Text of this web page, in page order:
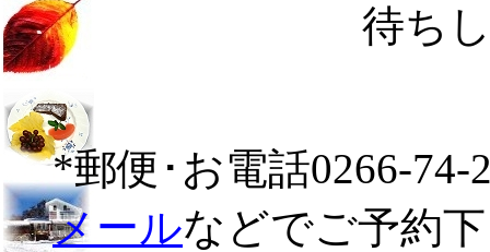
待ち
*郵便･お電話0266-74-
メールなどでご予約